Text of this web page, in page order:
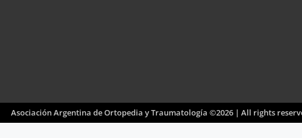
Asociación Argentina de Ortopedia y Traumatología ©2026 | All rights